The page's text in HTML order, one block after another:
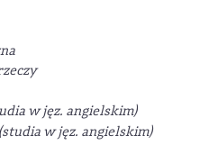
w jęz. angielskim)
w jęz. angielskim)